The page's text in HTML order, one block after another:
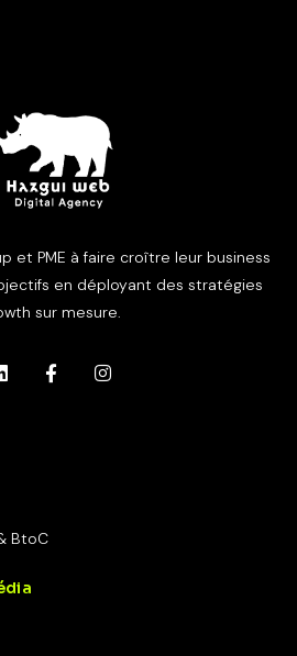
et PME à faire croître leur business
en déployant des stratégies
sur mesure.
BtoC